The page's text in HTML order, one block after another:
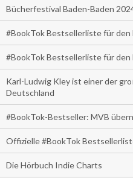
Bücherfestival Baden-Baden
#BookTok Bestsellerliste für den
#BookTok Bestsellerliste für
Karl-Ludwig Kley ist einer der
Deutschland
#BookTok-Bestseller: MVB
Offizielle #BookTok
Die Hörbuch Indie Charts